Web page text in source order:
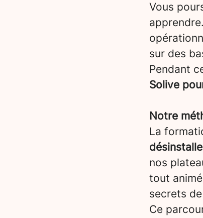
Vous
sur des
Pendant
Solive
Notre
La
nos
tout
secrets
Ce